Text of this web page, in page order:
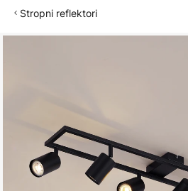
Stropni reflektori
gallery